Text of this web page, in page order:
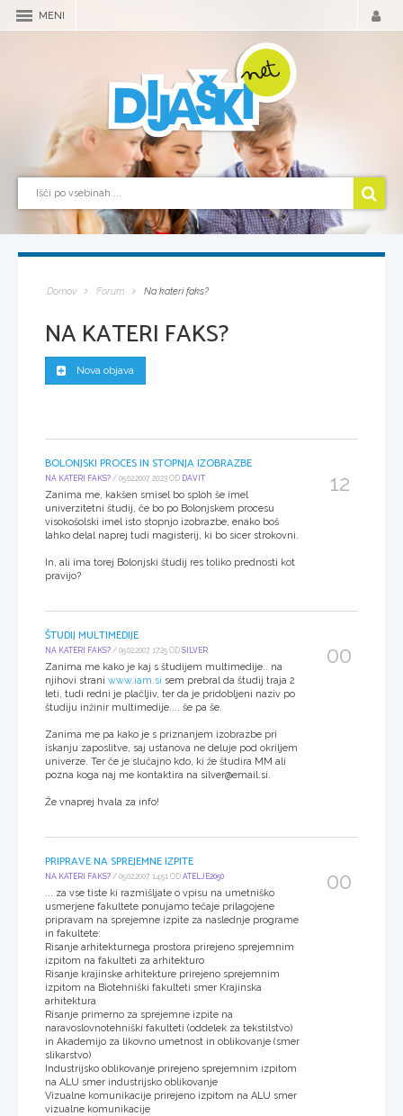
MENI
Domov Forum Na kateri faks?
NA KATERI FAKS?
Nova objava
BOLONJSKI PROCES IN STOPNJA IZOBRAZBE
NA KATERI FAKS? / 05.02.2007, 20:23 OD DAVIT
Zanima me, kakšen smisel bo sploh še imel
univerzitetni študij, če bo po Bolonjskem procesu
visokošolski imel isto stopnjo izobrazbe, enako boš
lahko delal naprej tudi magisterij, ki bo sicer strokovni.
In, ali ima torej Bolonjski študij res toliko prednosti kot
pravijo?
12
ŠTUDIJ MULTIMEDIJE
NA KATERI FAKS? / 05.02.2007, 17:25 OD SILVER
Zanima me kako je kaj s študijem multimedije.. na
njihovi strani www.iam.si sem prebral da študij traja 2
leti, tudi redni je plačljiv, ter da je pridobljeni naziv po
študiju inžinir multimedije.... še pa še.
Zanima me pa kako je s priznanjem izobrazbe pri
iskanju zaposlitve, saj ustanova ne deluje pod okriljem
univerze. Ter če je slučajno kdo, ki že študira MM ali
pozna koga naj me kontaktira na silver@email.si.
Že vnaprej hvala za info!
00
PRIPRAVE NA SPREJEMNE IZPITE
NA KATERI FAKS? / 05.02.2007, 14:51 OD ATELJE2050
... za vse tiste ki razmišljate o vpisu na umetniško
usmerjene fakultete ponujamo tečaje prilagojene
pripravam na sprejemne izpite za naslednje programe
in fakultete:
Risanje arhitekturnega prostora prirejeno sprejemnim
izpitom na fakulteti za arhitekturo
Risanje krajinske arhitekture prirejeno sprejemnim
izpitom na Biotehniški fakulteti smer Krajinska
arhitektura
Risanje primerno za sprejemne izpite na
naravoslovnotehniški fakulteti (oddelek za tekstilstvo)
in Akademijo za likovno umetnost in oblikovanje (smer
slikarstvo)
Industrijsko oblikovanje prirejeno sprejemnim izpitom
na ALU smer industrijsko oblikovanje
Vizualne komunikacije prirejeno izpitom na ALU smer
vizualne komunikacije
00